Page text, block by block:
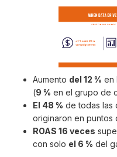
Aumento del 12 % en
(9 % en el grupo de
El 48 % de todas las
originaron en puntos
ROAS 16 veces
con solo el 6 % del